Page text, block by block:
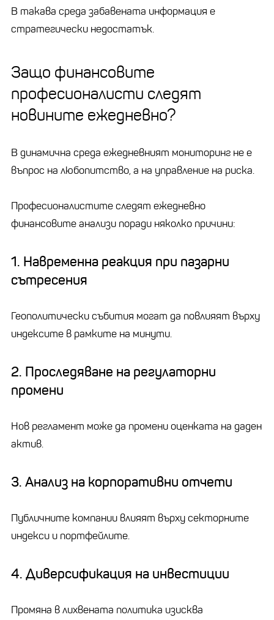
В такава среда забавената информация е
стратегически недостатък.
Защо финансовите
професионалисти следят
новините ежедневно?
В динамична среда ежедневният мониторинг не е
въпрос на любопитство, а на управление на риска.
Професионалистите следят ежедневно
финансовите анализи поради няколко причини:
1. Навременна реакция при пазарни
сътресения
Геополитически събития могат да повлияят върху
индексите в рамките на минути.
2. Проследяване на регулаторни
промени
Нов регламент може да промени оценката на даден
актив.
3. Анализ на корпоративни отчети
Публичните компании влияят върху секторните
индекси и портфейлите.
4. Диверсификация на инвестиции
Промяна в лихвената политика изисква